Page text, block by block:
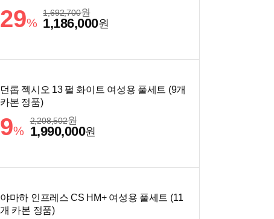
29%
1,692,700원
1,186,000원
던롭 젝시오 13 펄 화이트 여성용 풀세트 (9개
카본 정품)
9%
2,208,502원
1,990,000원
야마하 인프레스 CS HM+ 여성용 풀세트 (11
개 카본 정품)